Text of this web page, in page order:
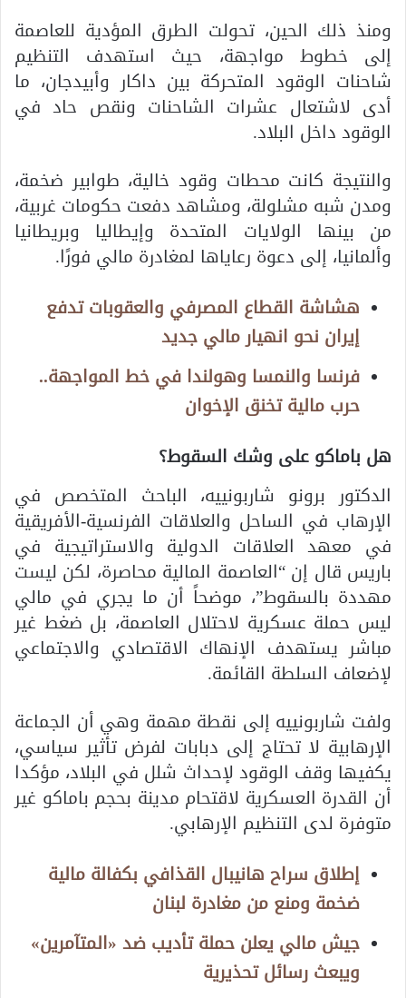
ومنذ ذلك الحين، تحولت الطرق المؤدية للعاصمة
إلى خطوط مواجهة، حيث استهدف التنظيم
شاحنات الوقود المتحركة بين داكار وأبيدجان، ما
أدى لاشتعال عشرات الشاحنات ونقص حاد في
الوقود داخل البلاد.
والنتيجة كانت محطات وقود خالية، طوابير ضخمة،
ومدن شبه مشلولة، ومشاهد دفعت حكومات غربية،
من بينها الولايات المتحدة وإيطاليا وبريطانيا
وألمانيا، إلى دعوة رعاياها لمغادرة مالي فورًا.
هشاشة القطاع المصرفي والعقوبات تدفع
إيران نحو انهيار مالي جديد
فرنسا والنمسا وهولندا في خط المواجهة..
حرب مالية تخنق الإخوان
هل باماكو على وشك السقوط؟
الدكتور برونو شاربونييه، الباحث المتخصص في
الإرهاب في الساحل والعلاقات الفرنسية-الأفريقية
في معهد العلاقات الدولية والاستراتيجية في
باريس قال إن “العاصمة المالية محاصرة، لكن ليست
مهددة بالسقوط”، موضحاً أن ما يجري في مالي
ليس حملة عسكرية لاحتلال العاصمة، بل ضغط غير
مباشر يستهدف الإنهاك الاقتصادي والاجتماعي
لإضعاف السلطة القائمة.
ولفت شاربونييه إلى نقطة مهمة وهي أن الجماعة
الإرهابية لا تحتاج إلى دبابات لفرض تأثير سياسي،
يكفيها وقف الوقود لإحداث شلل في البلاد، مؤكدا
أن القدرة العسكرية لاقتحام مدينة بحجم باماكو غير
متوفرة لدى التنظيم الإرهابي.
إطلاق سراح هانيبال القذافي بكفالة مالية
ضخمة ومنع من مغادرة لبنان
جيش مالي يعلن حملة تأديب ضد «المتآمرين»
ويبعث رسائل تحذيرية